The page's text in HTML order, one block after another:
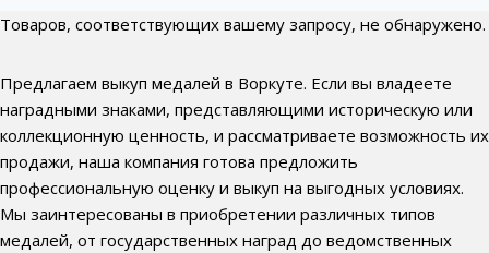
Товаров, соответствующих вашему запросу, не обнаружено.
Предлагаем выкуп медалей в Воркуте. Если вы владеете
наградными знаками, представляющими историческую или
коллекционную ценность, и рассматриваете возможность их
продажи, наша компания готова предложить
профессиональную оценку и выкуп на выгодных условиях.
Мы заинтересованы в приобретении различных типов
медалей, от государственных наград до ведомственных